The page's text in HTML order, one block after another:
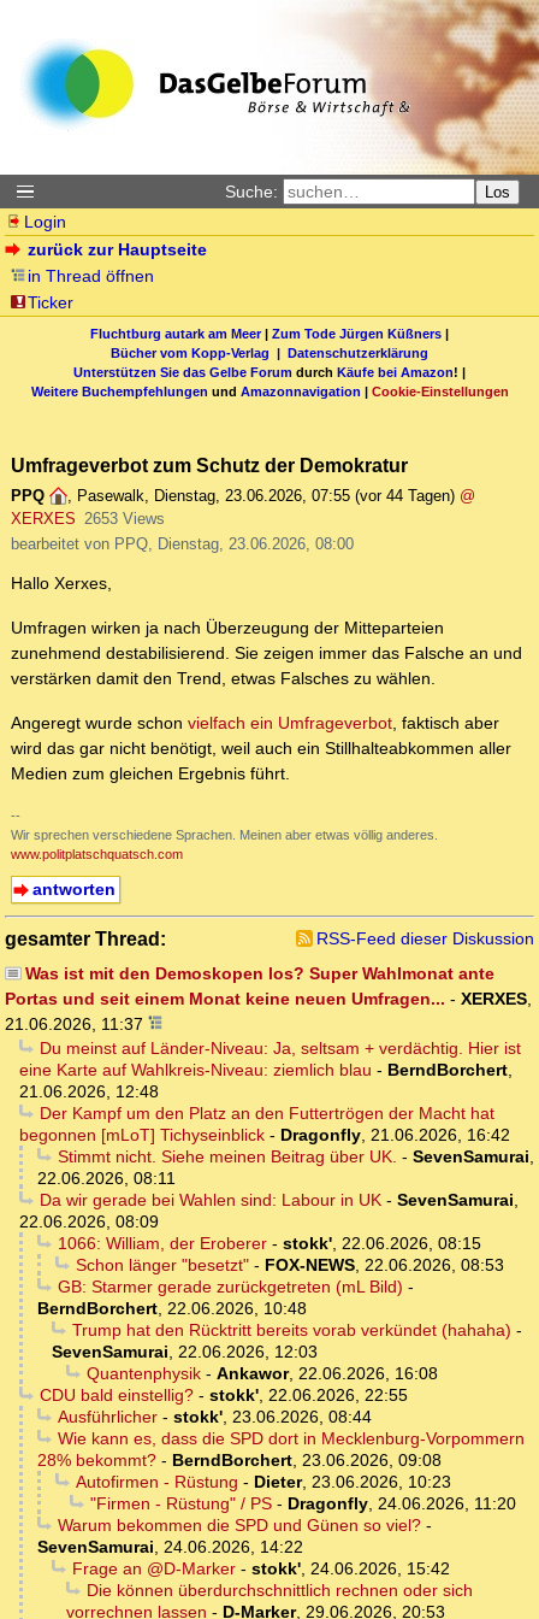
Suche: Los
Login
zurück zur Hauptseite
in Thread öffnen
Ticker
Fluchtburg autark am Meer| Zum Tode Jürgen Küßners |
Bücher vom Kopp-Verlag | Datenschutzerklärung
Unterstützen Sie das Gelbe Forum durch Käufe bei Amazon! |
Weitere Buchempfehlungen und Amazonnavigation | Cookie-Einstellungen
Umfrageverbot zum Schutz der Demokratur
PPQ , Pasewalk, Dienstag, 23.06.2026, 07:55 (vor 44 Tagen) @
XERXES 2653 Views
bearbeitet von PPQ, Dienstag, 23.06.2026, 08:00
Hallo Xerxes,
Umfragen wirken ja nach Überzeugung der Mitteparteien
zunehmend destabilisierend. Sie zeigen immer das Falsche an und
verstärken damit den Trend, etwas Falsches zu wählen.
Angeregt wurde schon vielfach ein Umfrageverbot, faktisch aber
wird das gar nicht benötigt, weil auch ein Stillhalteabkommen aller
Medien zum gleichen Ergebnis führt.
--
Wir sprechen verschiedene Sprachen. Meinen aber etwas völlig anderes.
www.politplatschquatsch.com
antworten
gesamter Thread:
RSS-Feed dieser Diskussion
Was ist mit den Demoskopen los? Super Wahlmonat ante
Portas und seit einem Monat keine neuen Umfragen... - XERXES,
21.06.2026, 11:37
Du meinst auf Länder-Niveau: Ja, seltsam + verdächtig. Hier ist
eine Karte auf Wahlkreis-Niveau: ziemlich blau - BerndBorchert,
21.06.2026, 12:48
Der Kampf um den Platz an den Futtertrögen der Macht hat
begonnen [mLoT] Tichyseinblick - Dragonfly, 21.06.2026, 16:42
Stimmt nicht. Siehe meinen Beitrag über UK. - SevenSamurai,
22.06.2026, 08:11
Da wir gerade bei Wahlen sind: Labour in UK- SevenSamurai,
22.06.2026, 08:09
1066: William, der Eroberer- stokk', 22.06.2026, 08:15
Schon länger "besetzt"- FOX-NEWS, 22.06.2026, 08:53
GB: Starmer gerade zurückgetreten (mL Bild) -
BerndBorchert, 22.06.2026, 10:48
Trump hat den Rücktritt bereits vorab verkündet (hahaha) -
SevenSamurai, 22.06.2026, 12:03
Quantenphysik- Ankawor, 22.06.2026, 16:08
CDU bald einstellig?- stokk', 22.06.2026, 22:55
Ausführlicher- stokk', 23.06.2026, 08:44
Wie kann es, dass die SPD dort in Mecklenburg-Vorpommern
28% bekommt? - BerndBorchert, 23.06.2026, 09:08
Autofirmen - Rüstung - Dieter, 23.06.2026, 10:23
"Firmen - Rüstung" / PS- Dragonfly, 24.06.2026, 11:20
Warum bekommen die SPD und Günen so viel?-
SevenSamurai, 24.06.2026, 14:22
Frage an @D-Marker- stokk', 24.06.2026, 15:42
Die können überdurchschnittlich rechnen oder sich
vorrechnen lassen - D-Marker, 29.06.2026, 20:53